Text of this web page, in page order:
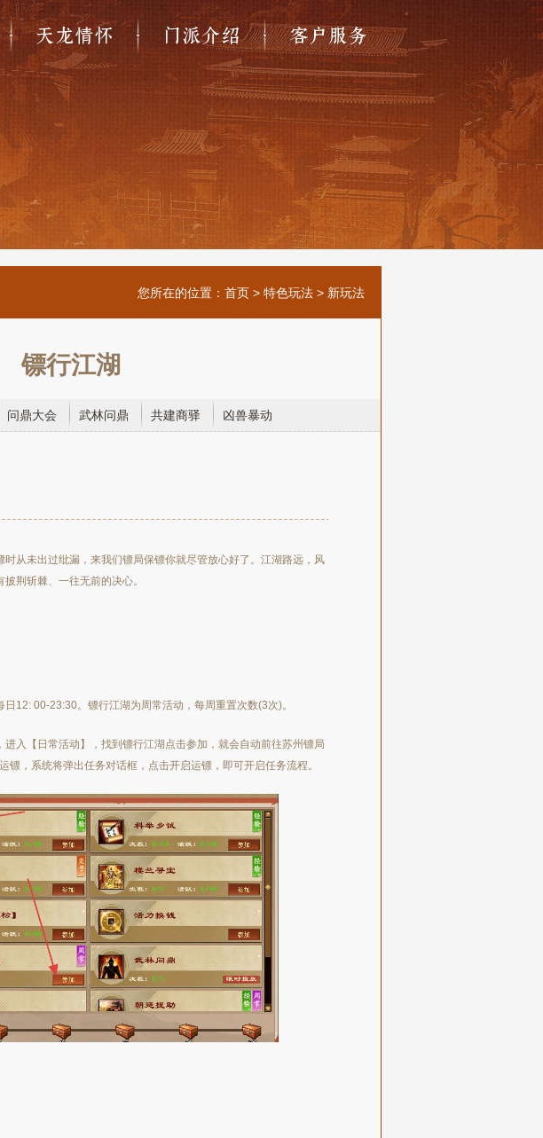
天龙情怀 门派介绍 客户服务
您所在的位置： 首页 > 特色玩法 > 新玩法
镖行江湖
问鼎大会 武林问鼎 共建商驿 凶兽暴动
从未出过纰漏，来我们镖局保镖你就尽管放心好了。江湖路远，风
荆斩棘、一往无前的决心。
12: 00-23:30。镖行江湖为周常活动，每周重置次数(3次)。
入【日常活动】，找到镖行江湖点击参加，就会自动前往苏州镖局
镖，系统将弹出任务对话框，点击开启运镖，即可开启任务流程。